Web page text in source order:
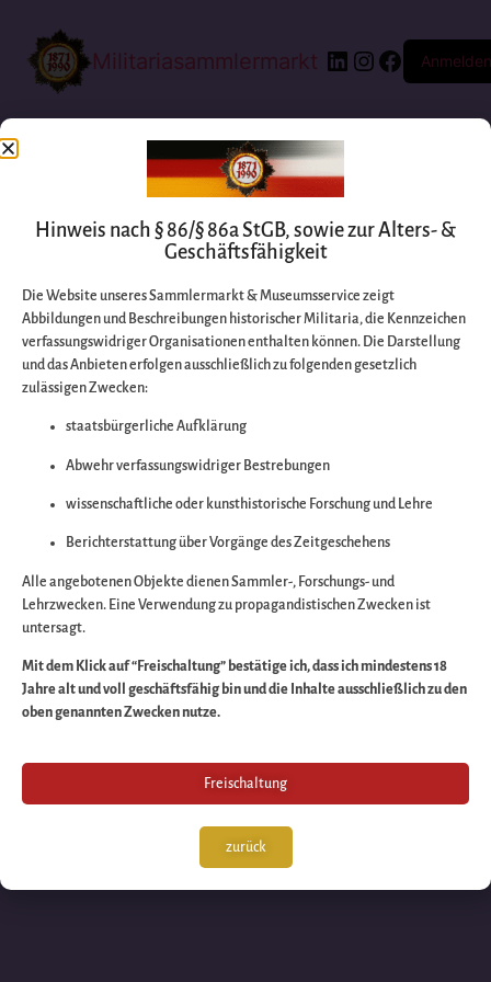
Militariasammlermarkt Anmelden
Entschuldigen Sie
bitte die
Wir arbeiten an
großartigen Sache
schauen Sie bald
wieder vorbei!
Hinweis nach § 86/§ 86a StGB, sowie zur Alters- &
Geschäftsfähigkeit
Die Website unseres Sammlermarkt & Museumsservice zeigt
Abbildungen und Beschreibungen historischer Militaria, die Kennzeichen
verfassungswidriger Organisationen enthalten können. Die Darstellung
und das Anbieten erfolgen ausschließlich zu folgenden gesetzlich
zulässigen Zwecken:
staatsbürgerliche Aufklärung
Abwehr verfassungswidriger Bestrebungen
wissenschaftliche oder kunsthistorische Forschung und Lehre
Berichterstattung über Vorgänge des Zeitgeschehens
Alle angebotenen Objekte dienen Sammler-, Forschungs- und
Lehrzwecken. Eine Verwendung zu propagandistischen Zwecken ist
untersagt.
Mit dem Klick auf “Freischaltung” bestätige ich, dass ich mindestens 18
Jahre alt und voll geschäftsfähig bin und die Inhalte ausschließlich zu den
oben genannten Zwecken nutze.
Freischaltung
zurück